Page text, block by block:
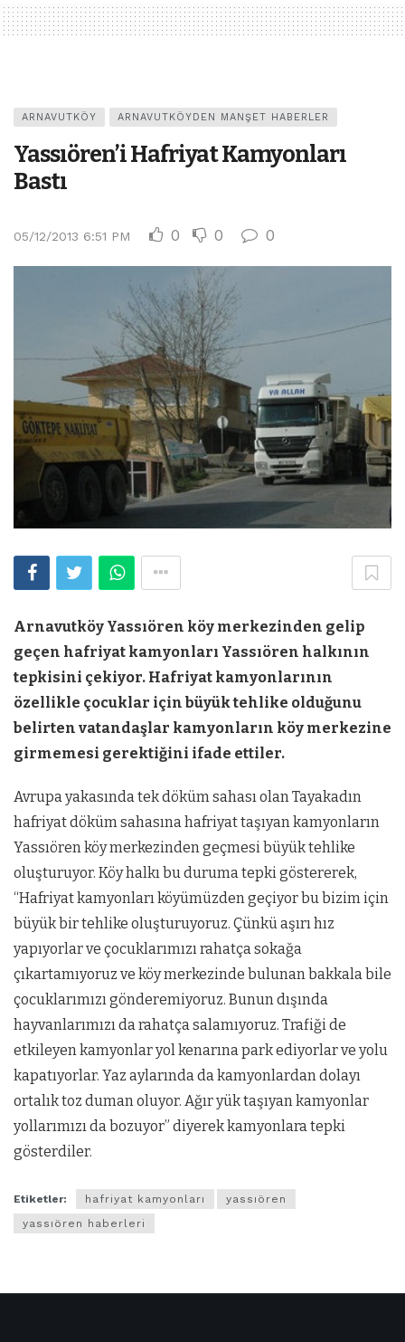
ARNAVUTKÖY ARNAVUTKÖYDEN MANŞET HABERLER
Yassıören’i Hafriyat Kamyonları
Bastı
05/12/2013 6:51 PM 0 0 0
Arnavutköy Yassıören köy merkezinden gelip
geçen hafriyat kamyonları Yassıören halkının
tepkisini çekiyor. Hafriyat kamyonlarının
özellikle çocuklar için büyük tehlike olduğunu
belirten vatandaşlar kamyonların köy merkezine
girmemesi gerektiğini ifade ettiler.
Avrupa yakasında tek döküm sahası olan Tayakadın
hafriyat döküm sahasına hafriyat taşıyan kamyonların
Yassıören köy merkezinden geçmesi büyük tehlike
oluşturuyor. Köy halkı bu duruma tepki göstererek,
“Hafriyat kamyonları köyümüzden geçiyor bu bizim için
büyük bir tehlike oluşturuyoruz. Çünkü aşırı hız
yapıyorlar ve çocuklarımızı rahatça sokağa
çıkartamıyoruz ve köy merkezinde bulunan bakkala bile
çocuklarımızı gönderemiyoruz. Bunun dışında
hayvanlarımızı da rahatça salamıyoruz. Trafiği de
etkileyen kamyonlar yol kenarına park ediyorlar ve yolu
kapatıyorlar. Yaz aylarında da kamyonlardan dolayı
ortalık toz duman oluyor. Ağır yük taşıyan kamyonlar
yollarımızı da bozuyor” diyerek kamyonlara tepki
gösterdiler.
Etiketler: hafriyat kamyonları
yassıören
yassıören haberleri